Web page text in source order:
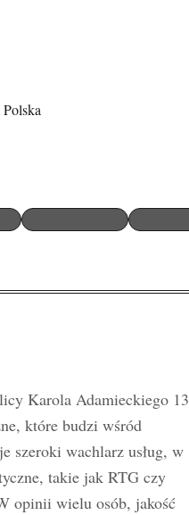
Karola Adamieckiego 13
które budzi wśród
szeroki wachlarz usług, w
takie jak RTG czy
opinii wielu osób, jakość